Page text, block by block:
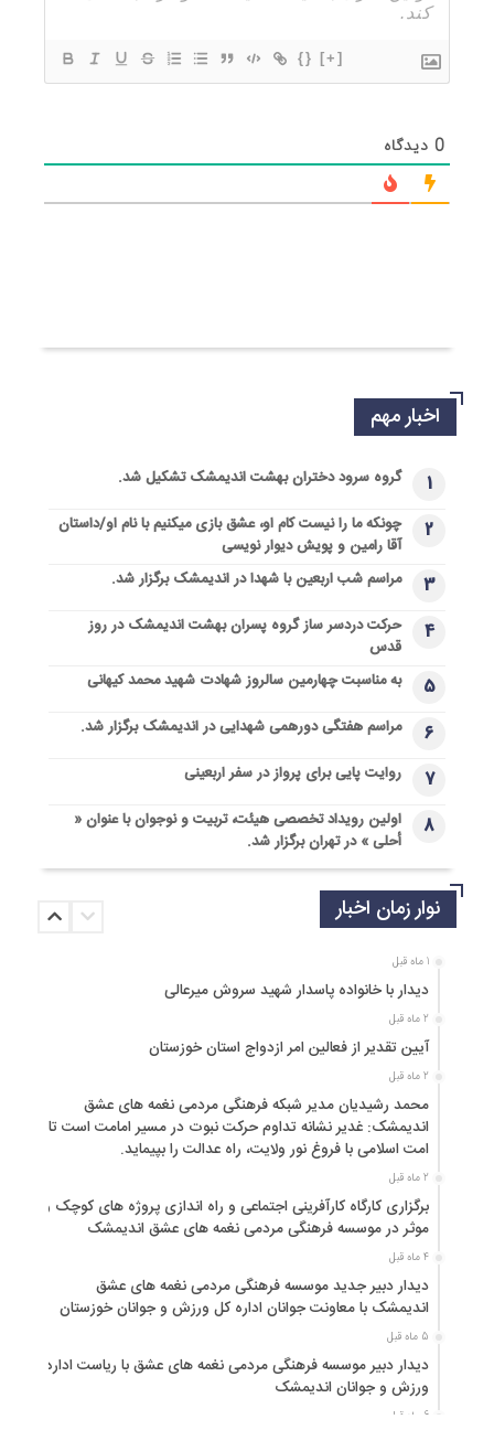
{} [+]
0 دیدگاه
اخبار مهم
1 گروه سرود دختران بهشت اندیمشک تشکیل شد.
2
چونکه ما را نیست کام او، عشق بازی میکنیم با نام او/داستان
آقا رامین و پویش دیوار نویسی
3 مراسم شب اربعین با شهدا در اندیمشک برگزار شد.
4
حرکت دردسر ساز گروه پسران بهشت اندیمشک در روز
قدس
5 به مناسبت چهارمین سالروز شهادت شهید محمد کیهانی
6 مراسم هفتگی دورهمی شهدایی در اندیمشک برگزار شد.
7 روایت پایی برای پرواز در سفر اربعینی
8
اولین رویداد تخصصی هیئت، تربیت و نوجوان با عنوان «
أحلی » در تهران برگزار شد.
نوار زمان اخبار
1 ماه قبل
دیدار با خانواده پاسدار شهید سروش میرعالی
2 ماه قبل
آیین تقدیر از فعالین امر ازدواج استان خوزستان
2 ماه قبل
محمد رشیدیان مدیر شبکه فرهنگی مردمی نغمه های عشق
اندیمشک: غدیر نشانه تداوم حرکت نبوت در مسیر امامت است تا
امت اسلامی با فروغ نور ولایت، راه عدالت را بپیماید.
2 ماه قبل
برگزاری کارگاه کارآفرینی اجتماعی و راه اندازی پروژه های کوچک و
موثر در موسسه فرهنگی مردمی نغمه های عشق اندیمشک
4 ماه قبل
دیدار دبیر جدید موسسه فرهنگی مردمی نغمه های عشق
اندیمشک با معاونت جوانان اداره کل ورزش و جوانان خوزستان
5 ماه قبل
دیدار دبیر موسسه فرهنگی مردمی نغمه های عشق با ریاست اداره
ورزش و جوانان اندیمشک
6 ماه قبل